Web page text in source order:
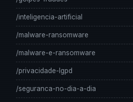
/inteligencia-artificial
/malware-ransomware
/malware-e-ransomware
/privacidade-lgpd
/seguranca-no-dia-a-dia